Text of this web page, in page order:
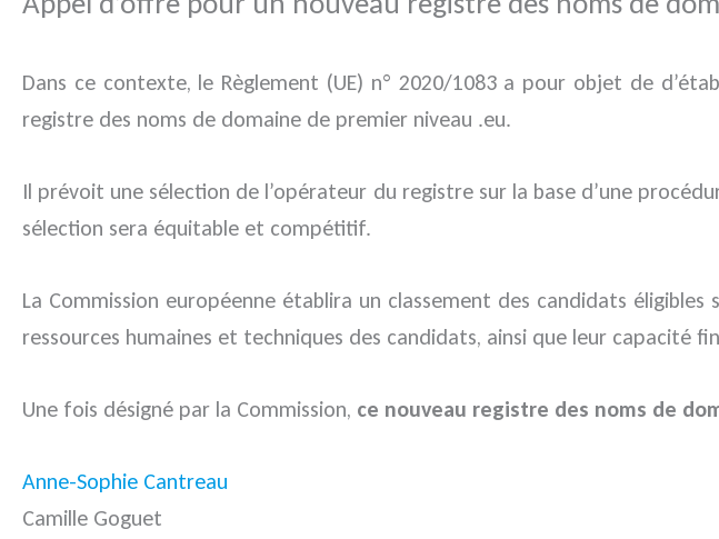
Dans ce contexte, le Règlement (UE) n° 2020/1083 a pour objet de
registre des noms de domaine de premier niveau .eu.
Il prévoit une sélection de l’opérateur du registre sur la base d’une
sélection sera équitable et compétitif.
La Commission européenne établira un classement des candidats
ressources humaines et techniques des candidats, ainsi que leur capacité
Une fois désigné par la Commission, ce nouveau registre des noms de
Anne-Sophie Cantreau
Camille Goguet